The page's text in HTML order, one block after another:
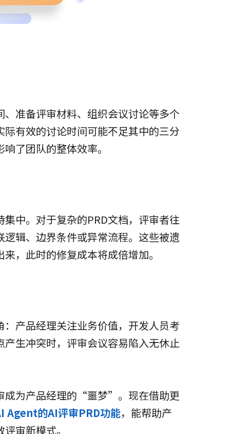
准备评审材料、组织会议讨论等多个
有效的讨论时间可能不足其中的三分
了团队的整体效率。
中。对于复杂的PRD文档，评审者往
辑、边界条件或异常流程。这些被遗
，此时的修复成本将成倍增加。
产品经理关注业务价值，开发人员考
生冲突时，评审会议容易陷入无休止
成为产品经理的“噩梦”。现在借助更
Agent的AI评审PRD功能，能帮助产
审新模式。